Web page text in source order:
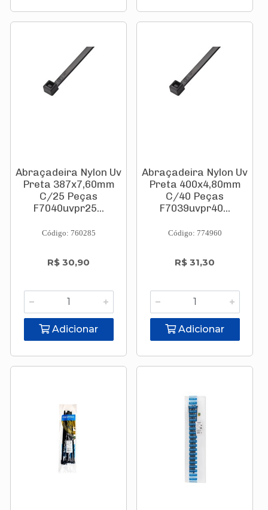
Abraçadeira Nylon Uv
Preta 387x7,60mm
C/25 Peças
F7040uvpr25...
Código: 760285
R$ 30,90
Adicionar
Abraçadeira Nylon Uv
Preta 400x4,80mm
C/40 Peças
F7039uvpr40...
Código: 774960
R$ 31,30
Adicionar